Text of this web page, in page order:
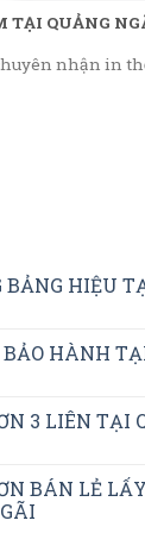
TẠI QUẢNG
nhận in
BẢNG HIỆU
HÀNH
3 LIÊN TẠI
BÁN LẺ